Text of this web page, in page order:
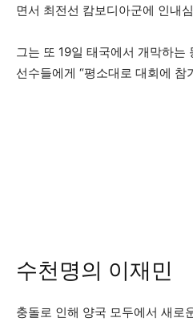
면서 최전선 캄보디아군에 인내
그는 또 19일 태국에서 개막하는
선수들에게 “평소대로 대회에 참
수천명의 이재민
충돌로 인해 양국 모두에서 새로